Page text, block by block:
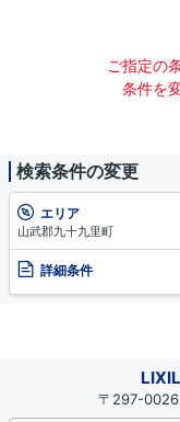
ご指定の
条件を
検索条件の変更
エリア
山武郡九十九里町
詳細条件
〒297-0026